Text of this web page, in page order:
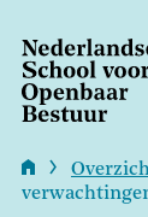
naar
inhoud